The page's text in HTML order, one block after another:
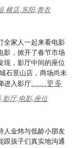
,横店,东阳,青衣
全家人一起来看电影
影，掀开了春节市场
现，影厅中间的座位
石景山店，商场尚未
进入影厅……更多
影厅,电影,座位
人金炜与低龄小朋友
跟孩子们真实地沟通